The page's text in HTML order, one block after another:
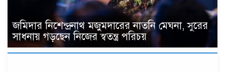
জমিদার নিশেন্দ্রনাথ মজুমদারের নাতনি মেঘনা, সুরের
সাধনায় গড়ছেন নিজের স্বতন্ত্র পরিচয়